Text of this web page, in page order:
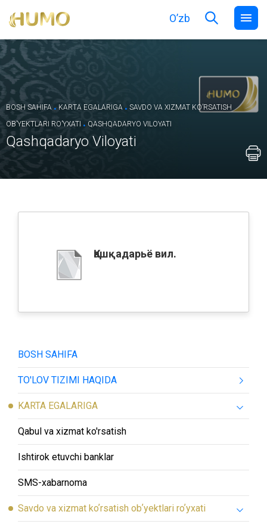
O’zb
BOSH SAHIFA . KARTA EGALARIGA . SAVDO VA XIZMAT KOʼRSATISH
OBʼYEKTLARI ROʼYXATI . QASHQADARYO VILOYATI
Qashqadaryo Viloyati
Қашқадарьё вил.
BOSH SAHIFA
TO'LOV TIZIMI HAQIDA
KARTA EGALARIGA
Qabul va xizmat ko'rsatish
Ishtirok etuvchi banklar
SMS-хabarnoma
Savdo va xizmat koʼrsatish obʼyektlari roʼyxati